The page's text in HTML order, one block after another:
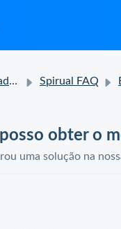
Spirual FAQ
obter o
uma solução na